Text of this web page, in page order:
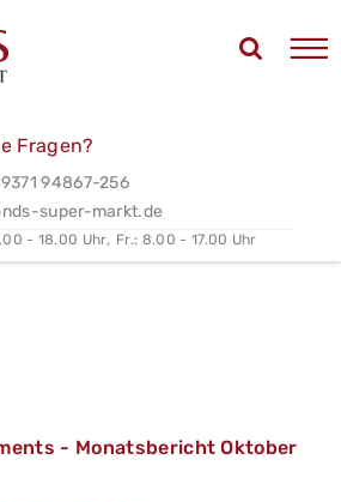
Fragen?
94867-256
super-markt.de
- 18.00 Uhr, Fr.: 8.00 - 17.00 Uhr
- Monatsbericht Oktober